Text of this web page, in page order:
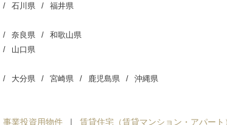
石川県 福井県
奈良県 和歌山県
山口県
大分県 宮崎県 鹿児島県 沖縄県
事業投資用物件 賃貸住宅（賃貸マンション・アパート